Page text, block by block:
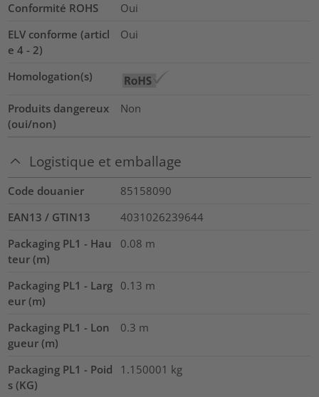
Conformité ROHS
Oui
ELV conforme (articl
e 4 - 2)
Oui
Homologation(s)
Produits dangereux
(oui/non)
Non
Logistique et emballage
Code douanier
85158090
EAN13 / GTIN13
4031026239644
Packaging PL1 - Hau
teur (m)
0.08 m
Packaging PL1 - Larg
eur (m)
0.13 m
Packaging PL1 - Lon
gueur (m)
0.3 m
Packaging PL1 - Poid
s (KG)
1.150001 kg